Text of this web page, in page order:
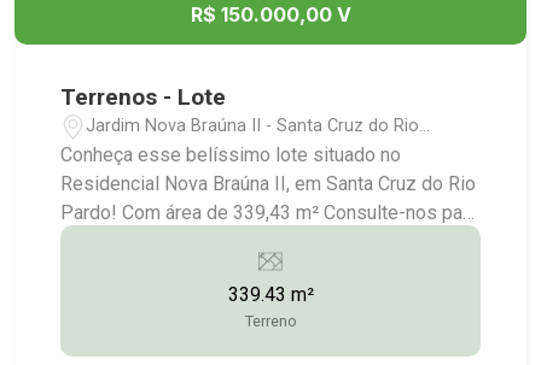
R$ 150.000,00 V
Terrenos - Lote
Jardim Nova Braúna II - Santa Cruz do Rio
Pardo/SP
Conheça esse belíssimo lote situado no
Residencial Nova Braúna II, em Santa Cruz do Rio
Pardo! Com área de 339,43 m² Consulte-nos para
maiores informações: (14) 3372-2528 / (14)
339.43 m²
Terreno